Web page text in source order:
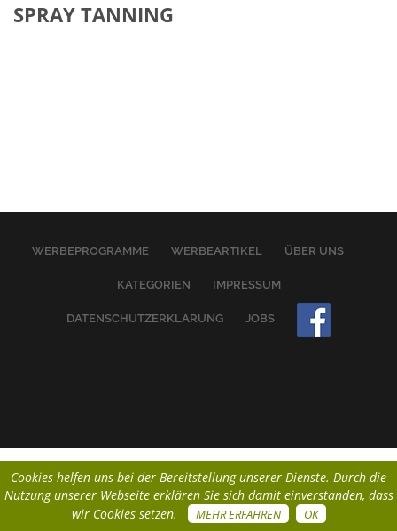
SPRAY TANNING
WERBEPROGRAMME WERBEARTIKEL ÜBER UNS
KATEGORIEN IMPRESSUM
DATENSCHUTZERKLÄRUNG JOBS
Cookies helfen uns bei der Bereitstellung unserer Dienste. Durch die
Nutzung unserer Webseite erklären Sie sich damit einverstanden, dass
wir Cookies setzen.
MEHR ERFAHREN OK